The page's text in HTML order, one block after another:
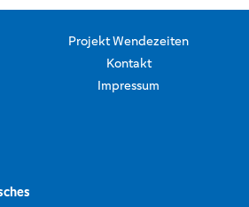
Projekt Wendezeiten
Kontakt
Impressum